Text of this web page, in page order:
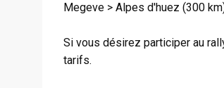
Megeve > Alpes d'huez (300
Si vous désirez participer au
tarifs.